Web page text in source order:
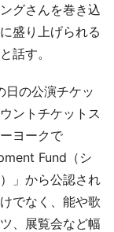
グさんを巻き込
盛り上げられる
話す。
の公演チケッ
ントチケットス
ヨークで
Fund（シ
」から公認され
でなく、能や歌
、展覧会など幅